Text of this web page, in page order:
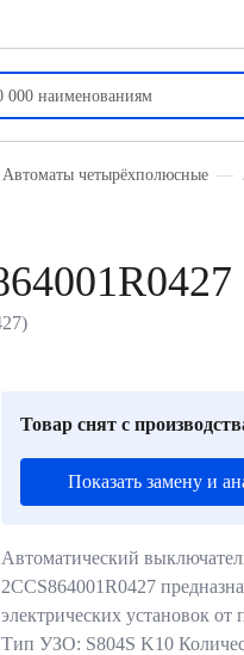
Автоматы четырёхполюсные
Товар снят с
Показать замену и
Автоматический
2CCS864001R0427
электрических установок
Тип УЗО: S804S K10